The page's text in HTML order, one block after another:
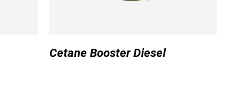
Cetane Booster Diesel